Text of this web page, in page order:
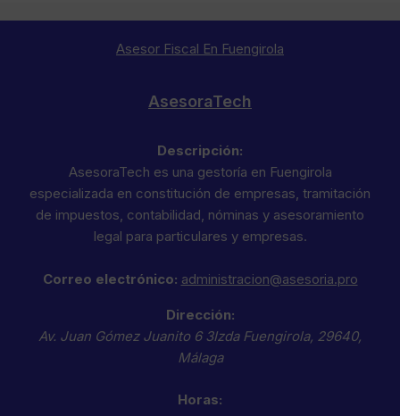
Asesor Fiscal En Fuengirola
AsesoraTech
Descripción:
AsesoraTech es una gestoría en Fuengirola
especializada en constitución de empresas, tramitación
de impuestos, contabilidad, nóminas y asesoramiento
legal para particulares y empresas.
Correo electrónico: administracion@asesoria.pro
Dirección:
Av. Juan Gómez Juanito 6 3Izda Fuengirola, 29640,
Málaga
Horas: